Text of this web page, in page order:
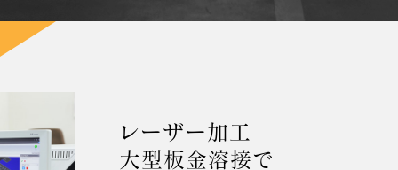
レーザー加工
大型板金溶接で